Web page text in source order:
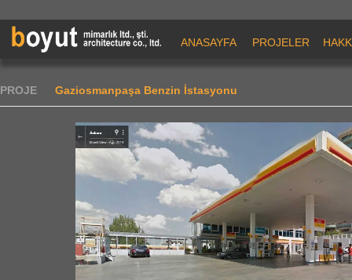
ANASAYFA PROJELER
PROJE Gaziosmanpaşa Benzin İstasyonu